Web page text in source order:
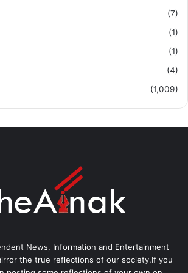
(7)
(1)
(1)
(4)
(1,009)
News, Information and Entertainment
the true reflections of our society.If you